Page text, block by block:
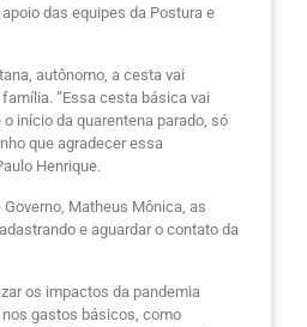
das equipes da Postura e
autônomo, a cesta vai
“Essa cesta básica vai
início da quarentena parado, só
que agradecer essa
Henrique.
Matheus Mônica, as
e aguardar o contato da
os impactos da pandemia
gastos básicos, como